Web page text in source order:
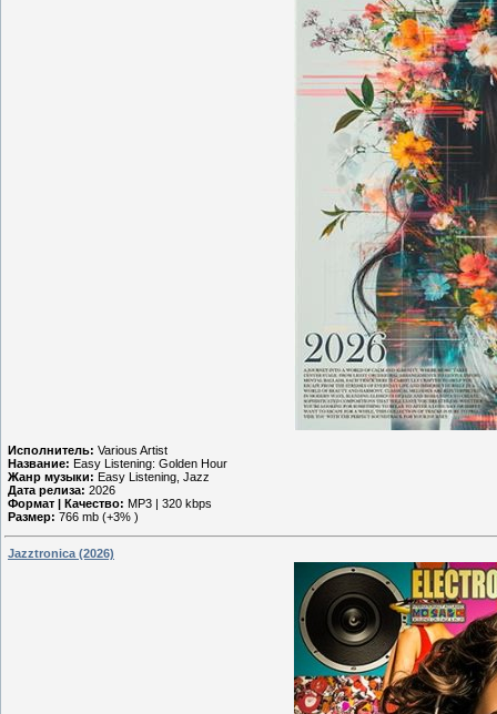
Исполнитель: Various Artist
Название: Easy Listening: Golden Hour
Жанр музыки: Easy Listening, Jazz
Дата релиза: 2026
Формат | Качество: MP3 | 320 kbps
Размер: 766 mb (+3% )
Jazztronica (2026)